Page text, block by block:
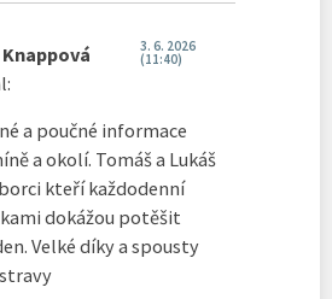
3. 6. 2026
(11:40)
a poučné informace
a okolí. Tomáš a Lukáš
kteří každodenní
dokážou potěšit
Velké díky a spousty